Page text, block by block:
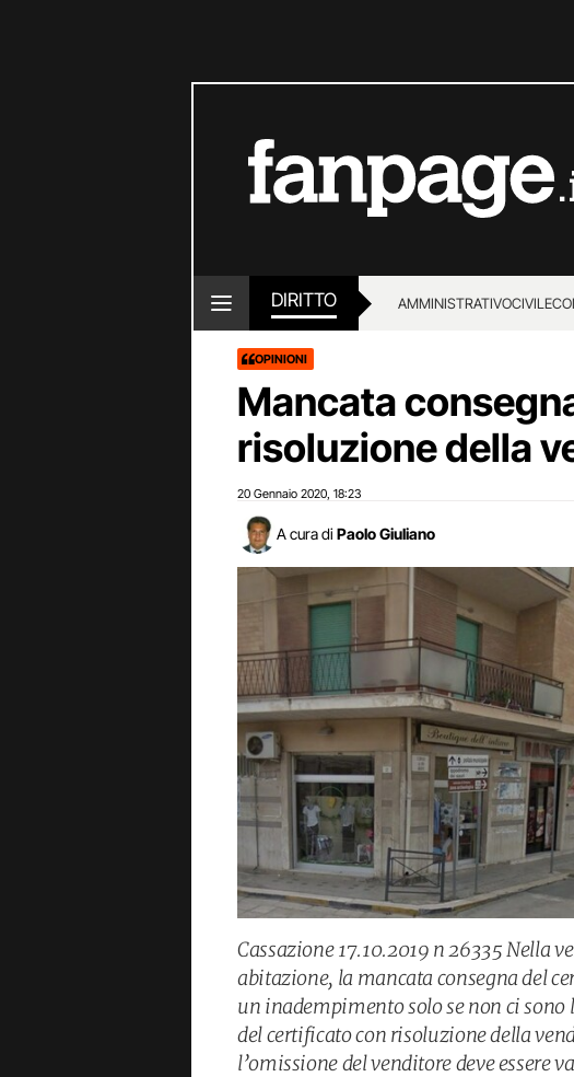
DIRITTO AMMINISTRATIVOCIVILE
OPINIONI
Mancata
risoluzione della
20 Gennaio 2020 18:23
A cura di Paolo Giuliano
Cassazione 17.10.2019 n 26335 Nella
abitazione, la mancata consegna del
un inadempimento solo se non ci
del certificato con risoluzione della
l’omissione del venditore deve essere